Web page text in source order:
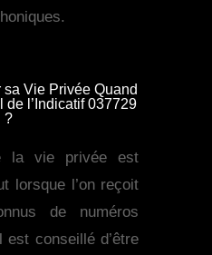
Vie Privée Quand
de l’Indicatif 037729
?
la vie privée est
lorsque l’on reçoit
de numéros
est conseillé d’être